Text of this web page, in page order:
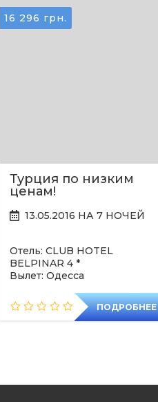
16 296 грн.
Турция по низким
ценам!
13.05.2016 НА 7 НОЧЕЙ
Отель: CLUB HOTEL
BELPINAR 4 *
Вылет: Одесса
ПОДРОБНЕЕ